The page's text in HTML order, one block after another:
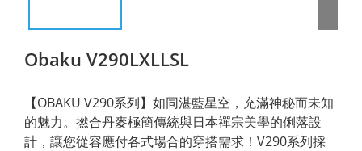
Obaku V290LXLLSL
【OBAKU V290系列】如同湛藍星空，充滿神秘而未知
的魅力。撚合丹麥極簡傳統與日本禪宗美學的俐落設
計，讓您從容應付各式場合的穿搭需求！V290系列採